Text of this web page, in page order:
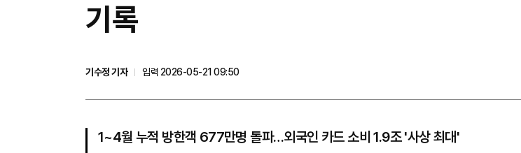
기록
기수정 기자
입력 2026-05-21 09:50
1~4월 누적 방한객 677만명 돌파…외국인 카드 소비 1.9조 '사상 최대'